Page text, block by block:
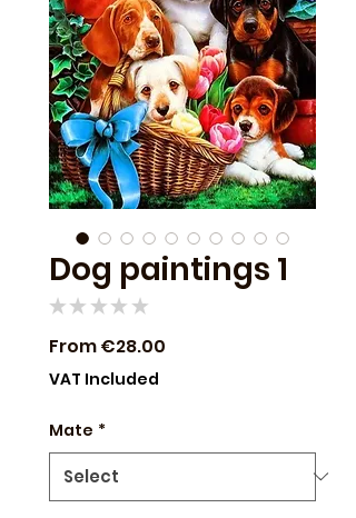
Dog paintings 1
★ ★ ★ ★ ★
From€28.00
VAT Included
Mate *